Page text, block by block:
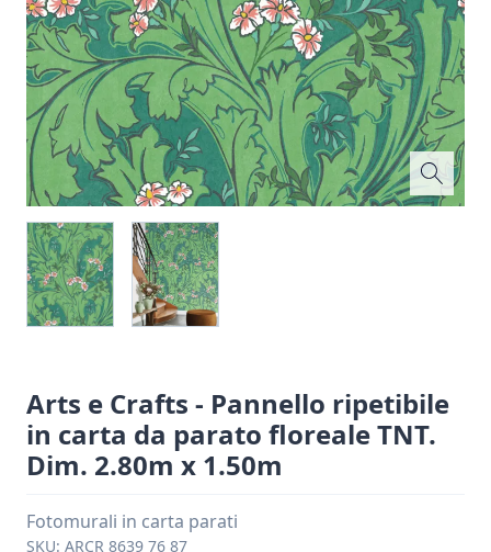
Arts e Crafts - Pannello ripetibile
in carta da parato floreale TNT.
Dim. 2.80m x 1.50m
Fotomurali in carta parati
SKU: ARCR 8639 76 87